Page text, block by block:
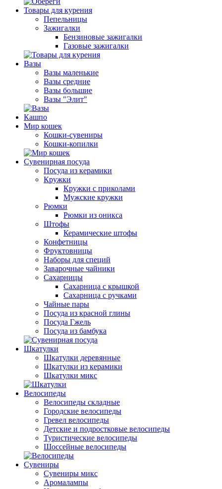
Товары для курения
Пепельницы
Зажигалки
Бензиновые зажигалки
Газовые зажигалки
Вазы
Вазы маленькие
Вазы средние
Вазы большие
Вазы "Элит"
Кашпо
Мир кошек
Кошки-сувениры
Кошки-копилки
Сувенирная посуда
Посуда из керамики
Кружки
Кружки с приколами
Мужские кружки
Рюмки
Рюмки из оникса
Штофы
Керамические штофы
Конфетницы
Фруктовницы
Наборы для специй
Заварочные чайники
Сахарницы
Сахарница с крышкой
Сахарница с ручками
Чайные пары
Посуда из красной глины
Посуда Гжель
Посуда из бамбука
Шкатулки
Шкатулки деревянные
Шкатулки из керамики
Шкатулки микс
Велосипеды
Велосипеды складные
Городские велосипеды
Гревел велосипеды
Детские и подростковые велосипеды
Туристические велосипеды
Шоссейные велосипеды
Сувениры
Сувениры микс
Аромалампы